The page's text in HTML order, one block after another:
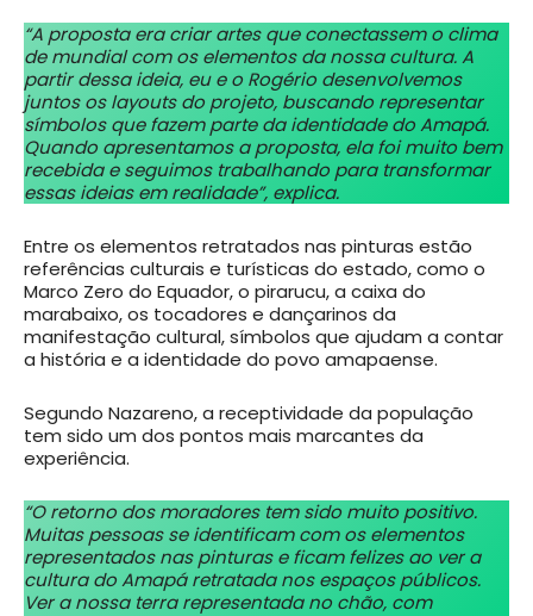
“A proposta era criar artes que conectassem o clima
de mundial com os elementos da nossa cultura. A
partir dessa ideia, eu e o Rogério desenvolvemos
juntos os layouts do projeto, buscando representar
símbolos que fazem parte da identidade do Amapá.
Quando apresentamos a proposta, ela foi muito bem
recebida e seguimos trabalhando para transformar
essas ideias em realidade”, explica.
Entre os elementos retratados nas pinturas estão
referências culturais e turísticas do estado, como o
Marco Zero do Equador, o pirarucu, a caixa do
marabaixo, os tocadores e dançarinos da
manifestação cultural, símbolos que ajudam a contar
a história e a identidade do povo amapaense.
Segundo Nazareno, a receptividade da população
tem sido um dos pontos mais marcantes da
experiência.
“O retorno dos moradores tem sido muito positivo.
Muitas pessoas se identificam com os elementos
representados nas pinturas e ficam felizes ao ver a
cultura do Amapá retratada nos espaços públicos.
Ver a nossa terra representada no chão, com